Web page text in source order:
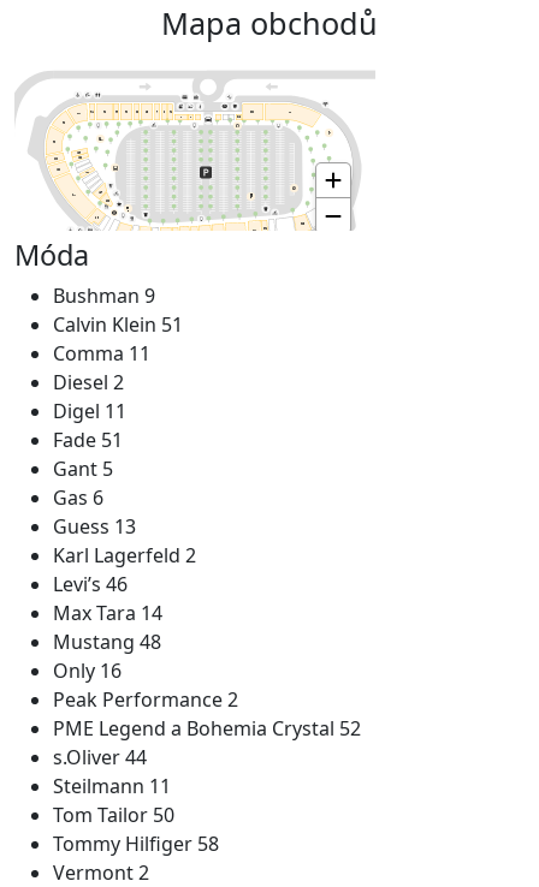
Mapa obchodů
Móda
Bushman 9
Calvin Klein 51
Comma 11
Diesel 2
Digel 11
Fade 51
Gant 5
Gas 6
Guess 13
Karl Lagerfeld 2
Levi’s 46
Max Tara 14
Mustang 48
Only 16
Peak Performance 2
PME Legend a Bohemia Crystal 52
s.Oliver 44
Steilmann 11
Tom Tailor 50
Tommy Hilfiger 58
Vermont 2